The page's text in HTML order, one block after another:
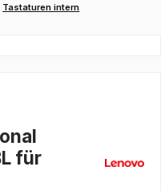
Tastaturen intern
für